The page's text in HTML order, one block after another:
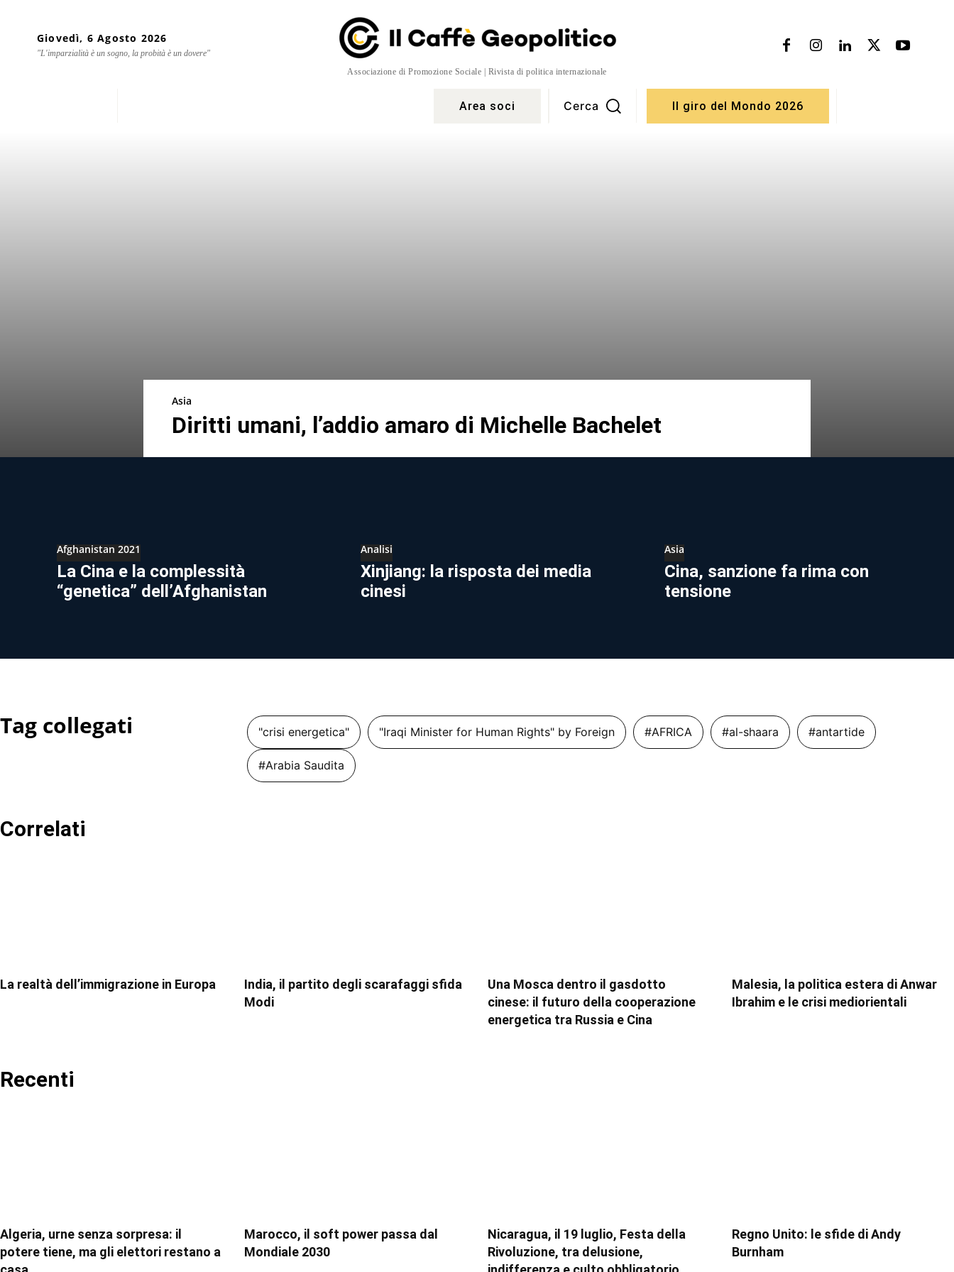
Giovedì, 6 Agosto 2026
"L'imparzialità è un sogno, la probità è un dovere"
Associazione di Promozione Sociale | Rivista di politica internazionale
Area soci Cerca Il giro del Mondo 2026
Asia
Diritti umani, l’addio amaro di Michelle Bachelet
Afghanistan 2021
La Cina e la complessità
“genetica” dell’Afghanistan
Analisi
Xinjiang: la risposta dei media
cinesi
Asia
Cina, sanzione fa rima con
tensione
Tag collegati "crisi energetica" "Iraqi Minister for Human Rights" by Foreign #AFRICA #al-shaara #antartide
#Arabia Saudita
Correlati
La realtà dell’immigrazione in Europa
India, il partito degli scarafaggi sfida
Modi
Una Mosca dentro il gasdotto
cinese: il futuro della cooperazione
energetica tra Russia e Cina
Malesia, la politica estera di Anwar
Ibrahim e le crisi mediorientali
Recenti
Algeria, urne senza sorpresa: il
potere tiene, ma gli elettori restano a
Marocco, il soft power passa dal
Mondiale 2030
Nicaragua, il 19 luglio, Festa della
Rivoluzione, tra delusione,
Regno Unito: le sfide di Andy
Burnham